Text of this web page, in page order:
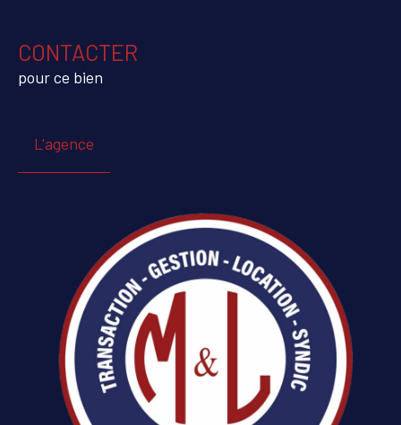
CONTACTER
pour ce bien
L'agence